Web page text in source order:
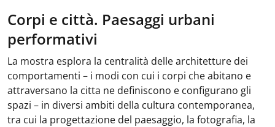
Corpi e città. Paesaggi urbani
performativi
La mostra esplora la centralità delle architetture dei
comportamenti – i modi con cui i corpi che abitano e
attraversano la citta ne definiscono e configurano gli
spazi – in diversi ambiti della cultura contemporanea,
tra cui la progettazione del paesaggio, la fotografia, la